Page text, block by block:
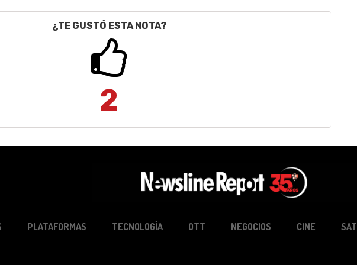
¿TE GUSTÓ ESTA NOTA?
2
PLATAFORMAS TECNOLOGÍA OTT NEGOCIOS CINE